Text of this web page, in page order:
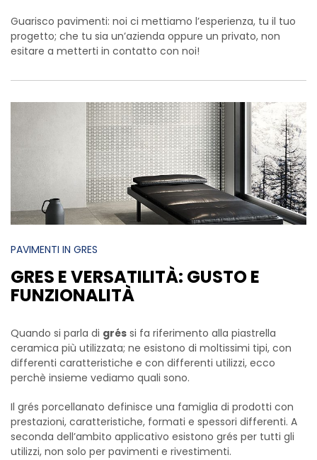
Guarisco pavimenti: noi ci mettiamo l’esperienza, tu il tuo
progetto; che tu sia un’azienda oppure un privato, non
esitare a metterti in contatto con noi!
PAVIMENTI IN GRES
GRES E VERSATILITÀ: GUSTO E
FUNZIONALITÀ
Quando si parla di grés si fa riferimento alla piastrella
ceramica più utilizzata; ne esistono di moltissimi tipi, con
differenti caratteristiche e con differenti utilizzi, ecco
perchè insieme vediamo quali sono.
Il grés porcellanato definisce una famiglia di prodotti con
prestazioni, caratteristiche, formati e spessori differenti. A
seconda dell’ambito applicativo esistono grés per tutti gli
utilizzi, non solo per pavimenti e rivestimenti.